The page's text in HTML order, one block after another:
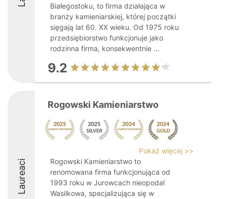
Białegostoku, to firma działająca w
branży kamieniarskiej, której początki
sięgają lat 60. XX wieku. Od 1975 roku
przedsiębiorstwo funkcjonuje jako
rodzinna firma, konsekwentnie ...
9.2
Laureaci
Rogowski Kamieniarstwo
Pokaż więcej >>
Rogowski Kamieniarstwo to
renomowana firma funkcjonująca od
1993 roku w Jurowcach nieopodal
Wasilkowa, specjalizująca się w